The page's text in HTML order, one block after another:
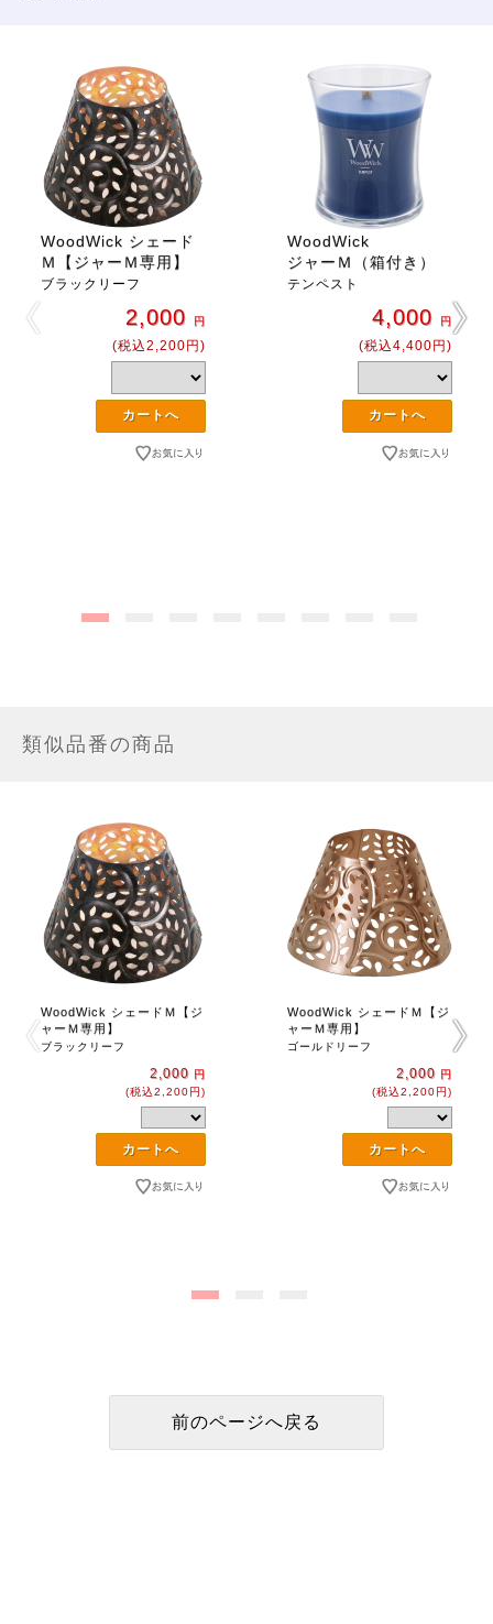
WoodWick シェード
Ｍ【ジャーＭ専用】
ブラックリーフ
2,000 円
(税込2,200円)
WoodWick
ジャーＭ（箱付き）
テンペスト
4,000 円
(税込4,400円)
類似品番の商品
WoodWick シェードＭ【ジ
ャーＭ専用】
ブラックリーフ
2,000 円
(税込2,200円)
WoodWick シェードＭ【ジ
ャーＭ専用】
ゴールドリーフ
2,000 円
(税込2,200円)